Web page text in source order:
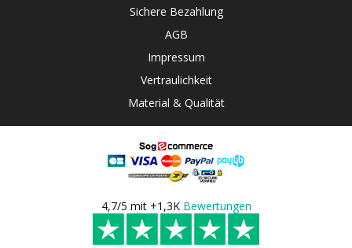
Sichere Bezahlung
AGB
Impressum
Vertraulichkeit
Material & Qualität
4,7/5 mit +1,3K Bewertungen